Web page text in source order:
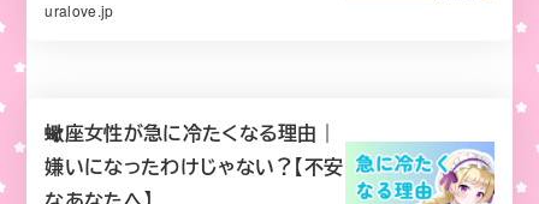
uralove.jp
蠍座女性が急に冷たくなる理由｜
嫌いになったわけじゃない？【不安